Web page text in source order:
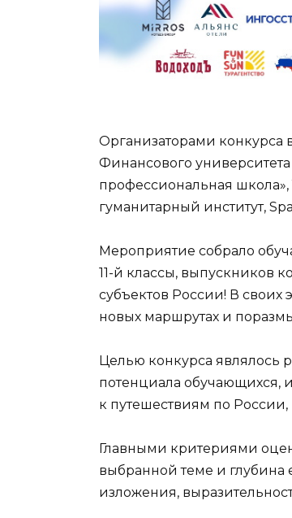
Организаторами конкурса
Финансового
профессиональная
гуманитарный институт,
Мероприятие собрало
11-й классы, выпускников
субъектов России! В своих
новых маршрутах и
Целью конкурса являлось
потенциала обучающихся,
к путешествиям по
Главными критериями
выбранной теме и глубина
изложения,